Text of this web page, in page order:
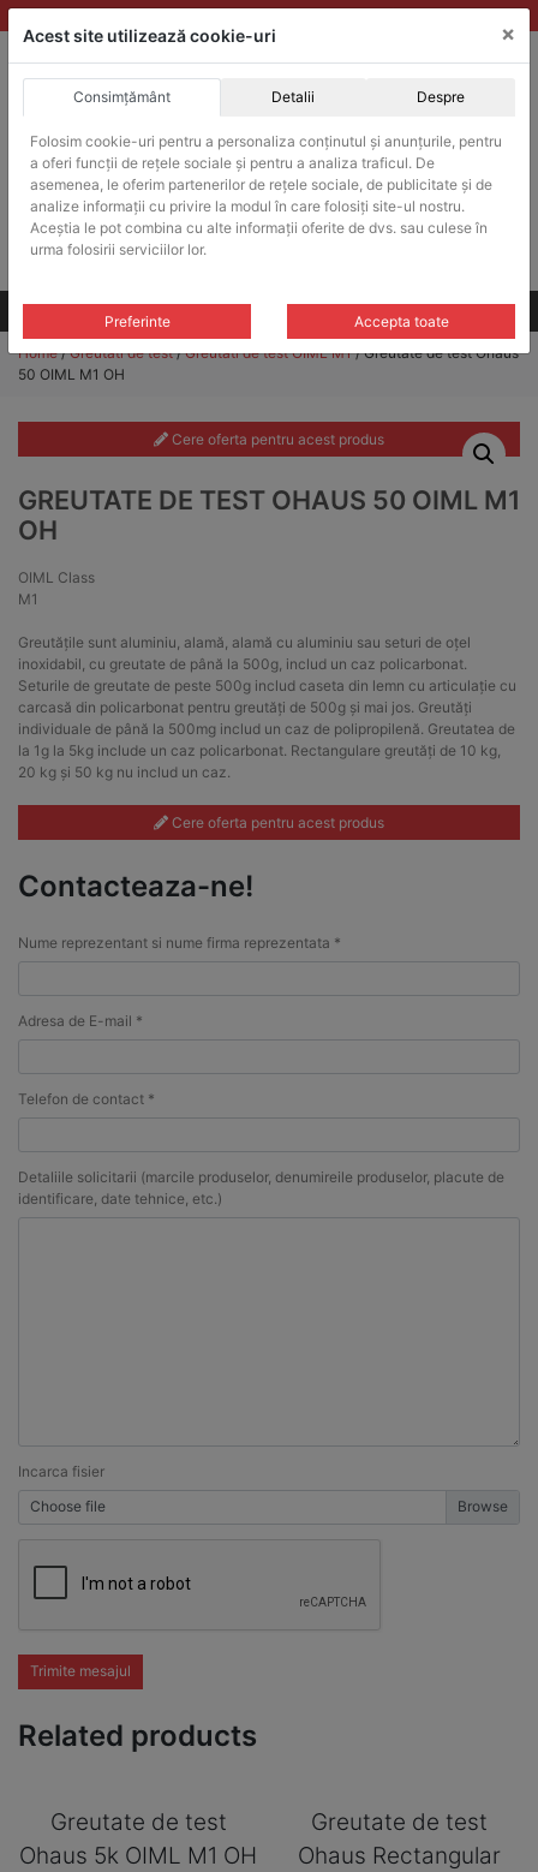
Skip
to
ACHIZITII PUBLICE
Produsele pot fi achizitionate si in sistemul SEAP / SICAP
Products
search
CAUTARE
Toate produsele
Home/Greutati de test/Greutati de test OIML M1/ Greutate de test Ohaus
50 OIML M1 OH
Cere oferta pentru acest produs
GREUTATE DE TEST OHAUS 50 OIML M1
OH
OIML Class
M1
Greutățile sunt aluminiu, alamă, alamă cu aluminiu sau seturi de oțel
inoxidabil, cu greutate de până la 500g, includ un caz policarbonat.
Seturile de greutate de peste 500g includ caseta din lemn cu articulație cu
carcasă din policarbonat pentru greutăți de 500g și mai jos. Greutăți
individuale de până la 500mg includ un caz de polipropilenă. Greutatea de
la 1g la 5kg include un caz policarbonat. Rectangulare greutăți de 10 kg,
20 kg și 50 kg nu includ un caz.
Cere oferta pentru acest produs
Contacteaza-ne!
Nume reprezentant si nume firma reprezentata *
Adresa de E-mail *
Telefon de contact *
Detaliile solicitarii (marcile produselor, denumireile produselor, placute de
identificare, date tehnice, etc.)
Incarca fisier
Choose file
Trimite mesajul
Related products
Greutate de test
Ohaus 5k OIML M1 OH
Greutate de test
Ohaus Rectangular
Acest site utilizează cookie-uri ×
Consimțământ Detalii Despre
Folosim cookie-uri pentru a personaliza conținutul și anunțurile, pentru
a oferi funcții de rețele sociale și pentru a analiza traficul. De
asemenea, le oferim partenerilor de rețele sociale, de publicitate și de
analize informații cu privire la modul în care folosiți site-ul nostru.
Aceștia le pot combina cu alte informații oferite de dvs. sau culese în
urma folosirii serviciilor lor.
Preferinte Accepta toate